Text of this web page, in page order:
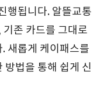
행됩니다. 알뜰교통
존 카드를 그대로
새롭게 케이패스를
방법을 통해 쉽게 신